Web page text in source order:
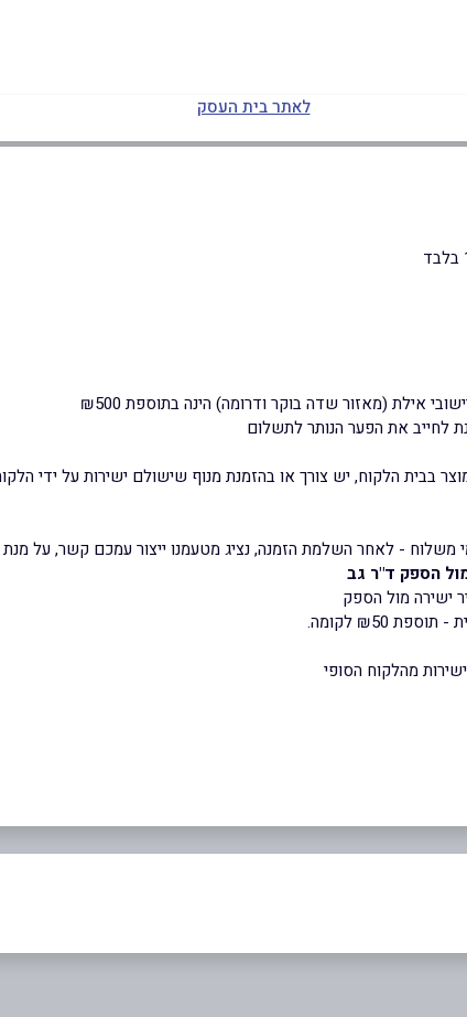
לאתר בית העסק
לחייב את הפער הנותר לתשלום
בבית הלקוח, יש צורך או בהזמנת מנוף שישולם ישירות על ידי
- לאחר השלמת הזמנה, נציג מטעמנו ייצור עמכם קשר, על מנת
הספק ד"ר גב
₪50 לקומה.
מהלקוח הסופי